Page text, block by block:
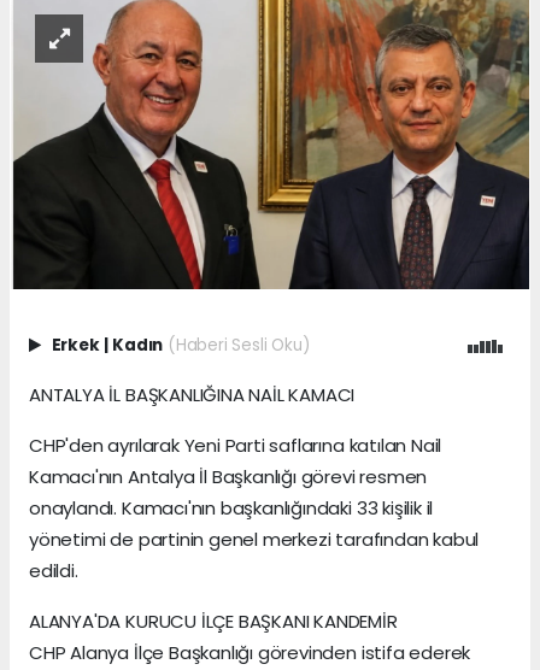
Erkek Kadın (Haberi Sesli Oku)
ANTALYA İL BAŞKANLIĞINA NAİL KAMACI
CHP'den ayrılarak Yeni Parti saflarına katılan Nail
Kamacı'nın Antalya İl Başkanlığı görevi resmen
onaylandı. Kamacı'nın başkanlığındaki 33 kişilik il
yönetimi de partinin genel merkezi tarafından kabul
edildi.
ALANYA'DA KURUCU İLÇE BAŞKANI KANDEMİR
CHP Alanya İlçe Başkanlığı görevinden istifa ederek